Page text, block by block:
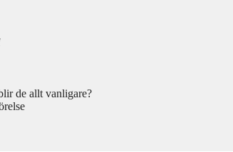
de allt vanligare?